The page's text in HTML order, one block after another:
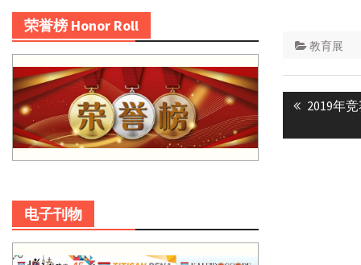
教育展
Post
Previous
2019年
荣誉榜 Honor Roll
电子刊物